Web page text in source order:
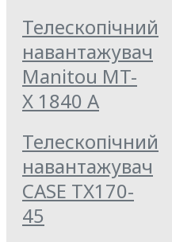
Телескопічний
навантажувач
Manitou MT-
X 1840 A
Телескопічний
навантажувач
CASE TX170-
45